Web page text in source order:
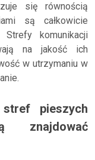
się równością
są całkowicie
Strefy komunikacji
na jakość ich
w utrzymaniu w
pieszych
znajdować